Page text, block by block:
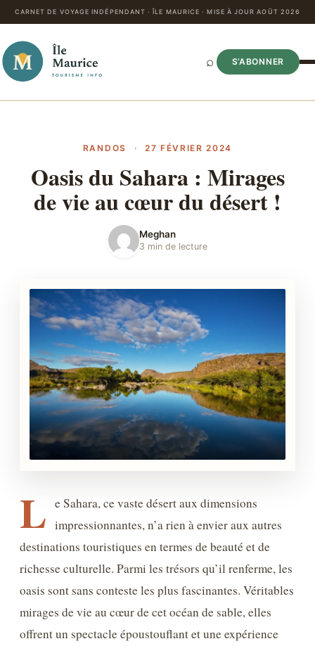
CARNET DE VOYAGE INDÉPENDANT · ÎLE MAURICE · MISE À JOUR AOÛT 2026
⌕ S’ABONNER
RANDOS · 27 FÉVRIER 2024
Oasis du Sahara : Mirages
de vie au cœur du désert !
Meghan
3 min de lecture
L e Sahara, ce vaste désert aux dimensions
impressionnantes, n’a rien à envier aux autres
destinations touristiques en termes de beauté et de
richesse culturelle. Parmi les trésors qu’il renferme, les
oasis sont sans conteste les plus fascinantes. Véritables
mirages de vie au cœur de cet océan de sable, elles
offrent un spectacle époustouflant et une expérience